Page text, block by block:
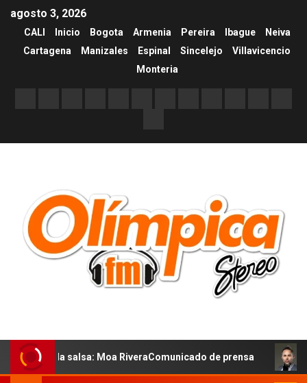
agosto 3, 2026
CALI Inicio Bogota Armenia Pereira Ibague
Neiva
Cartagena
Manizales Espinal Sincelejo
Villavicencio
Monteria
salsa: Moa RiveraComunicado de prensa MARCOS